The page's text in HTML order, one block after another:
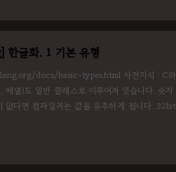
글화. 1 기본 유형
docs/basic-types.html 사전지식 : C와
, 배열)도 일반 클래스로 이루어져 있습니다.
없다면 컴파일러는 값을 유추하게 됩니다.
정수로 선언하고 싶다면, 숫자 뒤에 L을 붙여